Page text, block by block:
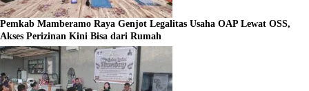
Pemkab Mamberamo Raya Genjot Legalitas Usaha OAP Lewat OSS,
Akses Perizinan Kini Bisa dari Rumah